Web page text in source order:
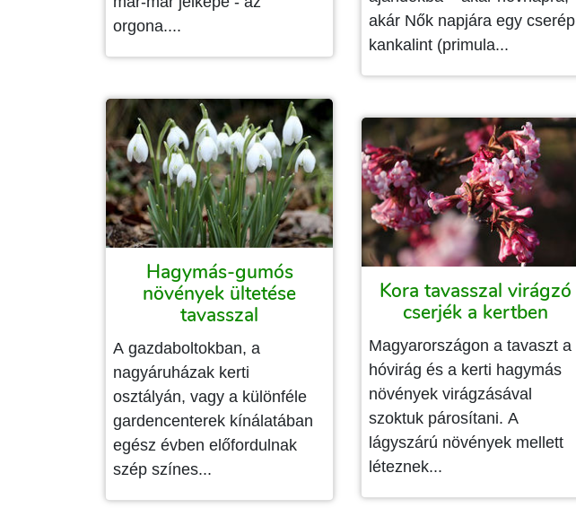
orgona....
Hagymás-gumós
növények ültetése
tavasszal
A gazdaboltokban, a
nagyáruházak kerti
osztályán, vagy a különféle
gardencenterek kínálatában
egész évben előfordulnak
szép színes...
akár Nők napjára egy cserép
kankalint (primula...
Kora tavasszal virágzó
cserjék a kertben
Magyarországon a tavaszt a
hóvirág és a kerti hagymás
növények virágzásával
szoktuk párosítani. A
lágyszárú növények mellett
léteznek...